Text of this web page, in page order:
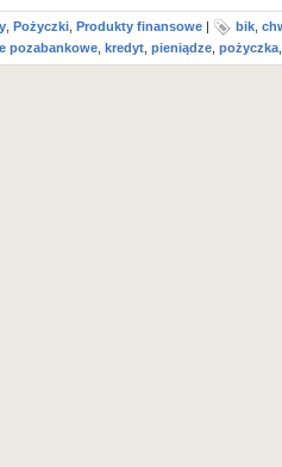
Pożyczki Produkty finansowe | bik
pozabankowe kredyt pieniądze pożyczka